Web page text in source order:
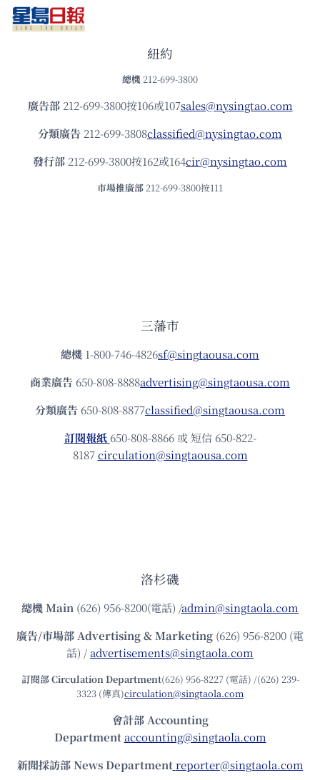
紐約
總機 212-699-3800
廣告部212-699-3800按106或107sales@nysingtao.com
分類廣告 212-699-3808classified@nysingtao.com
發⾏部 212-699-3800按162或164cir@nysingtao.com
市場推廣部 212-699-3800按111
三藩市
總機 1-800-746-4826sf@singtaousa.com
商業廣告 650-808-8888advertising@singtaousa.com
分類廣告 650-808-8877classified@singtaousa.com
訂閱報紙 650-808-8866 或 短信 650-822-
8187circulation@singtaousa.com
洛杉磯
總機Main (626) 956-8200(電話) /admin@singtaola.com
廣告/市場部Advertising & Marketing (626) 956-8200 (電
話) /advertisements@singtaola.com
訂閱部 Circulation Department(626) 956-8227 (電話) /(626) 239-
3323 (傳真)circulation@singtaola.com
會計部 Accounting
Department accounting@singtaola.com
新聞採訪部 News Department reporter@singtaola.com